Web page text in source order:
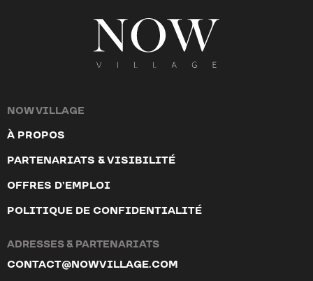
NOW VILLAGE
À PROPOS
PARTENARIATS & VISIBILITÉ
OFFRES D’EMPLOI
POLITIQUE DE CONFIDENTIALITÉ
ADRESSES & PARTENARIATS
CONTACT@NOWVILLAGE.COM